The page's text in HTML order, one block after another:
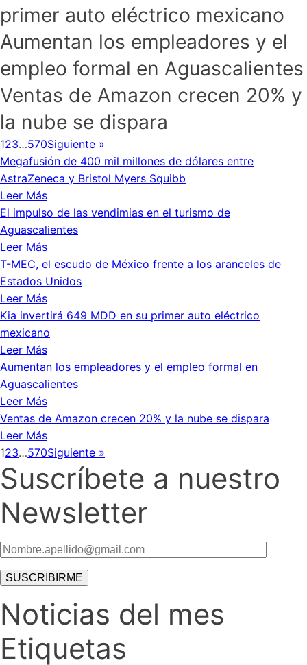
primer auto eléctrico mexicano
Aumentan los empleadores y el
empleo formal en Aguascalientes
Ventas de Amazon crecen 20% y
la nube se dispara
123…570Siguiente »
Megafusión de 400 mil millones de dólares entre
AstraZeneca y Bristol Myers Squibb
Leer Más
El impulso de las vendimias en el turismo de
Aguascalientes
Leer Más
T-MEC, el escudo de México frente a los aranceles de
Estados Unidos
Leer Más
Kia invertirá 649 MDD en su primer auto eléctrico
mexicano
Leer Más
Aumentan los empleadores y el empleo formal en
Aguascalientes
Leer Más
Ventas de Amazon crecen 20% y la nube se dispara
Leer Más
123…570Siguiente »
Suscríbete a nuestro
Newsletter
Noticias del mes
Etiquetas